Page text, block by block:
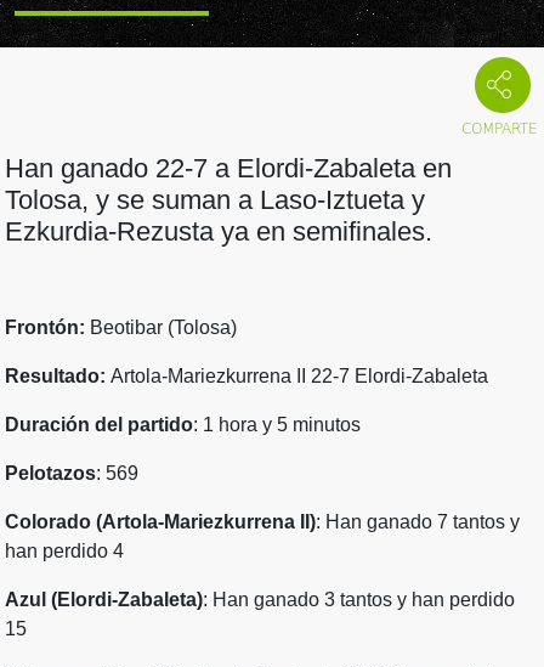
Han ganado 22-7 a Elordi-Zabaleta en
Tolosa, y se suman a Laso-Iztueta y
Ezkurdia-Rezusta ya en semifinales.
Frontón: Beotibar (Tolosa)
Resultado: Artola-Mariezkurrena II 22-7 Elordi-Zabaleta
Duración del partido: 1 hora y 5 minutos
Pelotazos: 569
Colorado (Artola-Mariezkurrena II): Han ganado 7 tantos y
han perdido 4
Azul (Elordi-Zabaleta): Han ganado 3 tantos y han perdido
15